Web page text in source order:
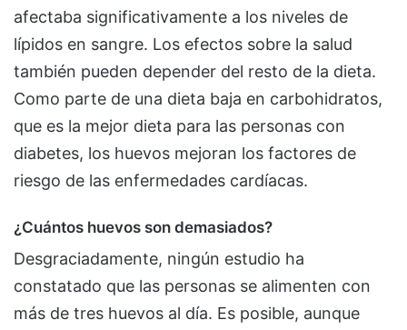
afectaba significativamente a los niveles de
lípidos en sangre. Los efectos sobre la salud
también pueden depender del resto de la dieta.
Como parte de una dieta baja en carbohidratos,
que es la mejor dieta para las personas con
diabetes, los huevos mejoran los factores de
riesgo de las enfermedades cardíacas.
¿Cuántos huevos son demasiados?
Desgraciadamente, ningún estudio ha
constatado que las personas se alimenten con
más de tres huevos al día. Es posible, aunque